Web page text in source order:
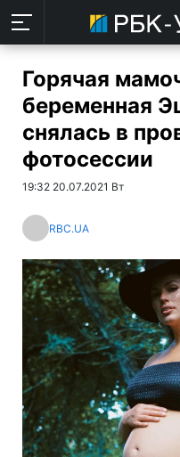
Горячая
беременная
снялась в
фотосессии
19:32 20.07.2021 Вт
RBC.UA